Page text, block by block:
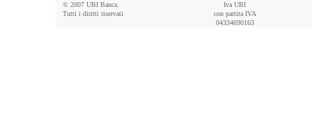
© 2007 UBI Banca.
Tutti i diritti riservati
Iva UBI
con partita IVA
04334690163